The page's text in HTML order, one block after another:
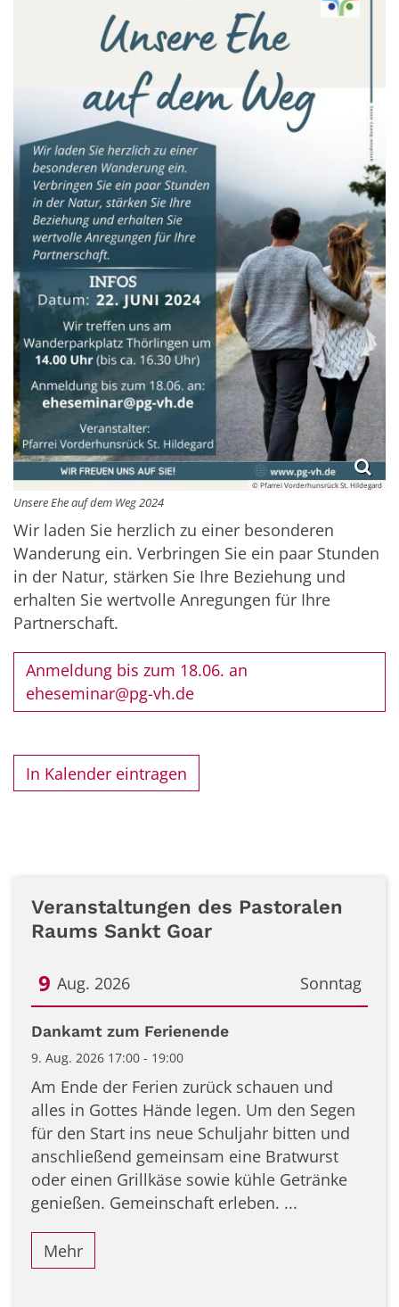
© Pfarrei Vorderhunsrück St. Hildegard
Unsere Ehe auf dem Weg 2024
Wir laden Sie herzlich zu einer besonderen
Wanderung ein. Verbringen Sie ein paar Stunden
in der Natur, stärken Sie Ihre Beziehung und
erhalten Sie wertvolle Anregungen für Ihre
Partnerschaft.
Anmeldung bis zum 18.06. an
eheseminar@pg-vh.de
In Kalender eintragen
Veranstaltungen des Pastoralen
Raums Sankt Goar
Sonntag
9 Aug. 2026
Datum: 9. August 2026
Dankamt zum Ferienende
9. Aug. 2026 17:00 - 19:00
Am Ende der Ferien zurück schauen und
alles in Gottes Hände legen. Um den Segen
für den Start ins neue Schuljahr bitten und
anschließend gemeinsam eine Bratwurst
oder einen Grillkäse sowie kühle Getränke
genießen. Gemeinschaft erleben. ...
Mehr